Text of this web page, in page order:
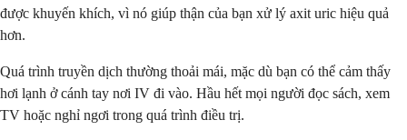
được khuyến khích, vì nó giúp thận của bạn xử lý axit uric hiệu quả
hơn.
Quá trình truyền dịch thường thoải mái, mặc dù bạn có thể cảm thấy
hơi lạnh ở cánh tay nơi IV đi vào. Hầu hết mọi người đọc sách, xem
TV hoặc nghỉ ngơi trong quá trình điều trị.